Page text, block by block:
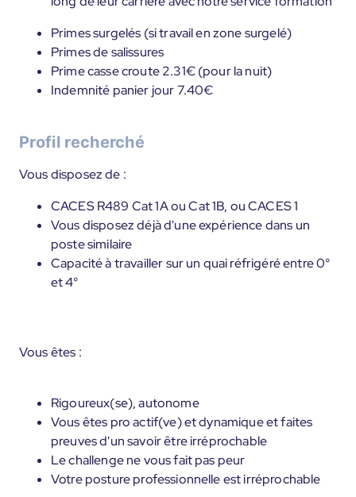
Primes surgelés (si travail en zone surgelé)
Primes de salissures
Prime casse croute 2.31€ (pour la nuit)
Indemnité panier jour 7.40€
Profil recherché
Vous disposez de :
CACES R489 Cat 1A ou Cat 1B, ou CACES 1
Vous disposez déjà d'une expérience dans un
poste similaire
Capacité à travailler sur un quai réfrigéré entre 0°
et 4°
Vous êtes :
Rigoureux(se), autonome
Vous êtes pro actif(ve) et dynamique et faites
preuves d'un savoir être irréprochable
Le challenge ne vous fait pas peur
Votre posture professionnelle est irréprochable